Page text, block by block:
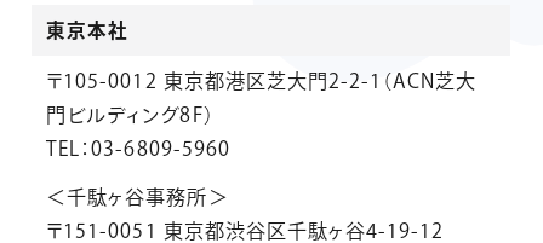
東京本社
〒105-0012 東京都港区芝大門2-2-1（ACN芝大
門ビルディング8F）
TEL：03-6809-5960
＜千駄ヶ谷事務所＞
〒151-0051 東京都渋谷区千駄ヶ谷4-19-12